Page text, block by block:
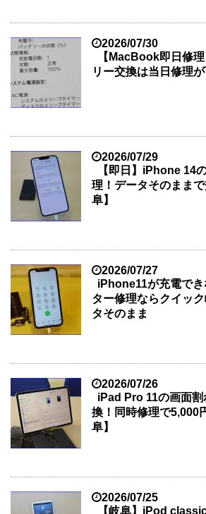
2026/07/30
【MacBook即日修
リー交換は当日修理が
2026/07/29
【即日】iPhone 14
理！データそのまま
阜】
2026/07/27
iPhone11が充電で
ター修理ならクイッ
タそのまま
2026/07/26
iPad Pro 11の画面
換！同時修理で5,000
阜】
2026/07/25
【岐阜】iPod